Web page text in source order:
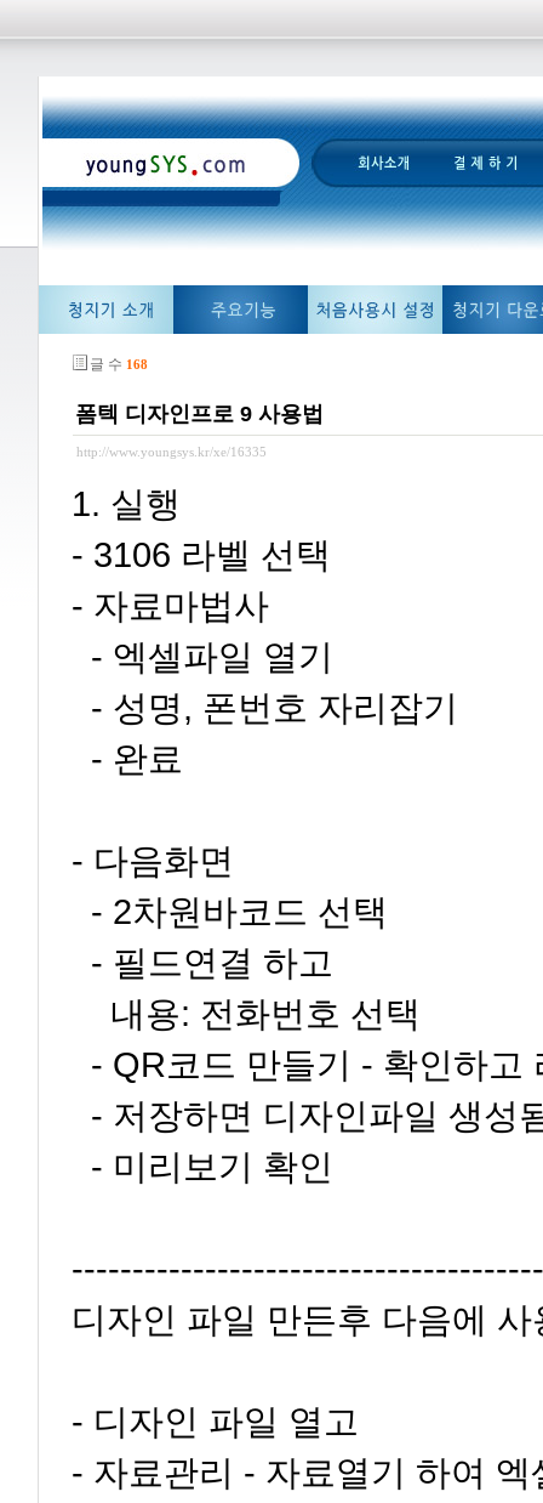
글 수 168
폼텍 디자인프로 9 사용법
http://www.youngsys.kr/xe/16335
1. 실행
- 3106 라벨 선택
- 자료마법사
- 엑셀파일 열기
- 성명, 폰번호 자리잡기
- 완료
- 다음화면
- 2차원바코드 선택
- 필드연결 하고
내용: 전화번호 선택
- QR코드 만들기 - 확인하고
- 저장하면 디자인파일 생성
- 미리보기 확인
디자인 파일 만든후 다음에
- 디자인 파일 열고
- 자료관리 - 자료열기 하여 엑